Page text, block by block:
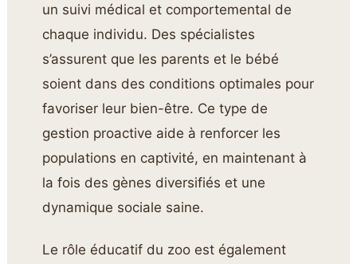
un suivi médical et comportemental de
chaque individu. Des spécialistes
s’assurent que les parents et le bébé
soient dans des conditions optimales pour
favoriser leur bien-être. Ce type de
gestion proactive aide à renforcer les
populations en captivité, en maintenant à
la fois des gènes diversifiés et une
dynamique sociale saine.
Le rôle éducatif du zoo est également